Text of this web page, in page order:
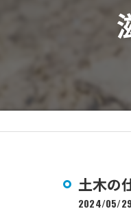
土木の
2024/05/29